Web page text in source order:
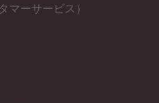
マーサービス）